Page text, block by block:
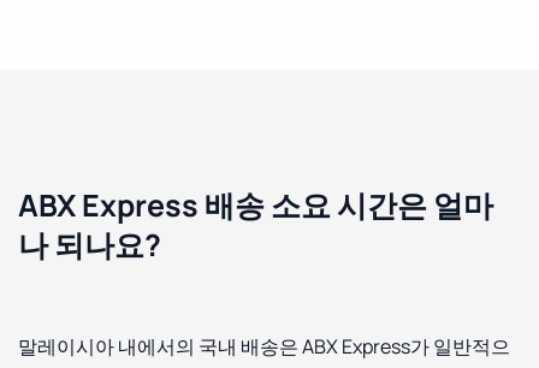
ABX Express 배송 소요 시간은 얼마
나 되나요?
말레이시아 내에서의 국내 배송은 ABX Express가 일반적으